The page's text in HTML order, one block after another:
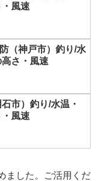
風速
（神戸市）釣り/水
さ・風速
市）釣り/水温・
風速
ました。ご活用くだ